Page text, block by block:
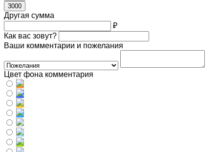
3000
Другая сумма
₽
Как вас зовут?
Ваши комментарии и пожелания
Цвет фона комментария